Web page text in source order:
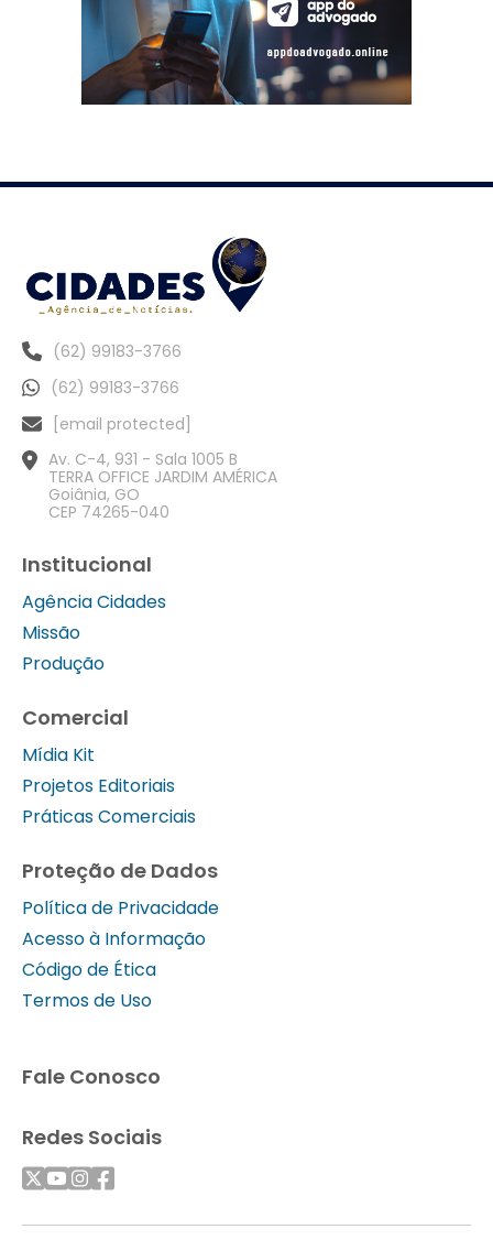
(62) 99183-3766
(62) 99183-3766
[email protected]
Av. C-4, 931 - Sala 1005 B
TERRA OFFICE JARDIM AMÉRICA
Goiânia, GO
CEP 74265-040
Institucional
Agência Cidades
Missão
Produção
Comercial
Mídia Kit
Projetos Editoriais
Práticas Comerciais
Proteção de Dados
Política de Privacidade
Acesso à Informação
Código de Ética
Termos de Uso
Fale Conosco
Redes Sociais